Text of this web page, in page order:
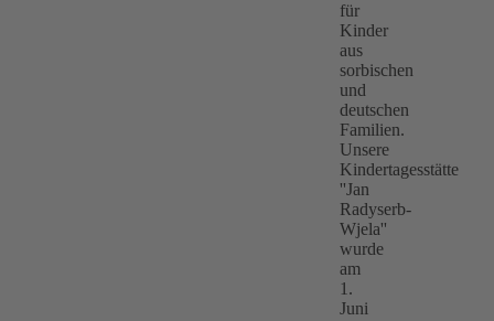
für
Kinder
aus
sorbischen
und
deutschen
Familien.
Unsere
Kindertagesstätte
''Jan
Radyserb-
Wjela''
wurde
am
1.
Juni